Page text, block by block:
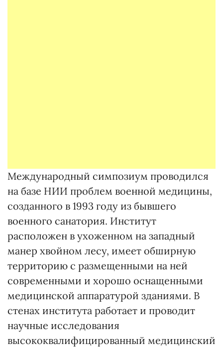
Международный симпозиум проводился
на базе НИИ проблем военной медицины,
созданного в 1993 году из бывшего
военного санатория. Институт
расположен в ухоженном на западный
манер хвойном лесу, имеет обширную
территорию с размещенными на ней
современными и хорошо оснащенными
медицинской аппаратурой зданиями. В
стенах института работает и проводит
научные исследования
высококвалифицированный медицинский